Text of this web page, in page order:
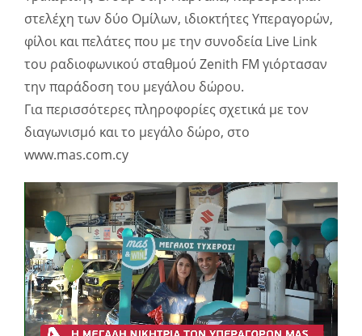
στελέχη των δύο Ομίλων, ιδιοκτήτες Υπεραγορών,
φίλοι και πελάτες που με την συνοδεία Live Link
του ραδιοφωνικού σταθμού Zenith FM γιόρτασαν
την παράδοση του μεγάλου δώρου.
Για περισσότερες πληροφορίες σχετικά με τον
διαγωνισμό και το μεγάλο δώρο, στο
www.mas.com.cy